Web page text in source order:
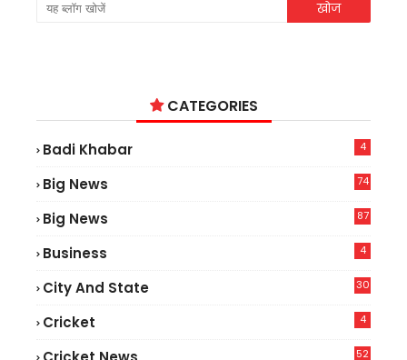
CATEGORIES
Badi Khabar 4
Big News
74
Big News
87
Business 4
City And State 30
Cricket 4
52